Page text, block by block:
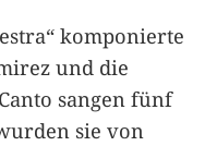
komponierte
und die
sangen fünf
sie von